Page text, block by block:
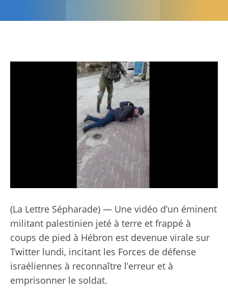
(La Lettre Sépharade) — Une vidéo d’un éminent
militant palestinien jeté à terre et frappé à
coups de pied à Hébron est devenue virale sur
Twitter lundi, incitant les Forces de défense
israéliennes à reconnaître l’erreur et à
emprisonner le soldat.